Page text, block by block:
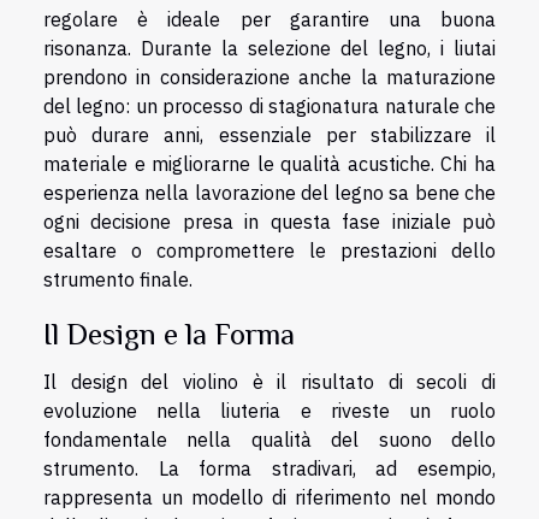
regolare è ideale per garantire una buona
risonanza. Durante la selezione del legno, i liutai
prendono in considerazione anche la maturazione
del legno: un processo di stagionatura naturale che
può durare anni, essenziale per stabilizzare il
materiale e migliorarne le qualità acustiche. Chi ha
esperienza nella lavorazione del legno sa bene che
ogni decisione presa in questa fase iniziale può
esaltare o compromettere le prestazioni dello
strumento finale.
Il Design e la Forma
Il design del violino è il risultato di secoli di
evoluzione nella liuteria e riveste un ruolo
fondamentale nella qualità del suono dello
strumento. La forma stradivari, ad esempio,
rappresenta un modello di riferimento nel mondo